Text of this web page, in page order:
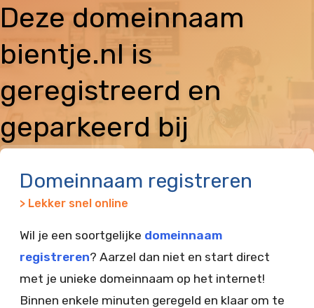
Deze domeinnaam
bientje.nl is
geregistreerd en
geparkeerd bij
Domeinnaam registreren
> Lekker snel online
Wil je een soortgelijke domeinnaam
registreren? Aarzel dan niet en start direct
met je unieke domeinnaam op het internet!
Binnen enkele minuten geregeld en klaar om te